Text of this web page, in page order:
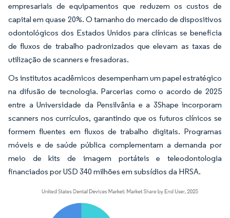
empresariais de equipamentos que reduzem os custos de
capital em quase 20%. O tamanho do mercado de dispositivos
odontológicos dos Estados Unidos para clínicas se beneficia
de fluxos de trabalho padronizados que elevam as taxas de
utilização de scanners e fresadoras.
Os institutos acadêmicos desempenham um papel estratégico
na difusão de tecnologia. Parcerias como o acordo de 2025
entre a Universidade da Pensilvânia e a 3Shape incorporam
scanners nos currículos, garantindo que os futuros clínicos se
formem fluentes em fluxos de trabalho digitais. Programas
móveis e de saúde pública complementam a demanda por
meio de kits de imagem portáteis e teleodontologia
financiados por USD 340 milhões em subsídios da HRSA.